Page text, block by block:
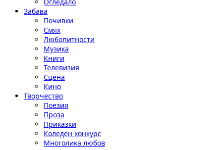
Забава
Почивки
Смях
Любопитности
Музика
Книги
Телевизия
Сцена
Кино
Творчество
Поезия
Проза
Приказки
Коледен конкурс
Многолика любов